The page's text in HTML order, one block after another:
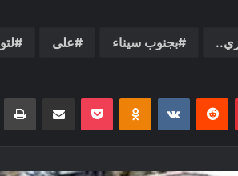
بجنوب سيناء على
بينتيريست Odnoklassniki
بوكيت مشاركة عبر البريد